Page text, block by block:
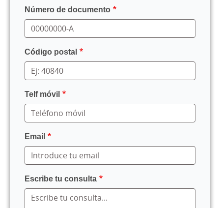
Número de documento
Código postal
Telf móvil
Email
Escribe tu consulta